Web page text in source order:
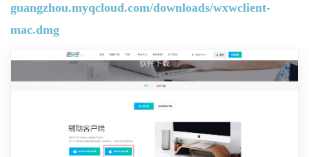
guangzhou.myqcloud.com/downloads/wxwclient-
mac.dmg